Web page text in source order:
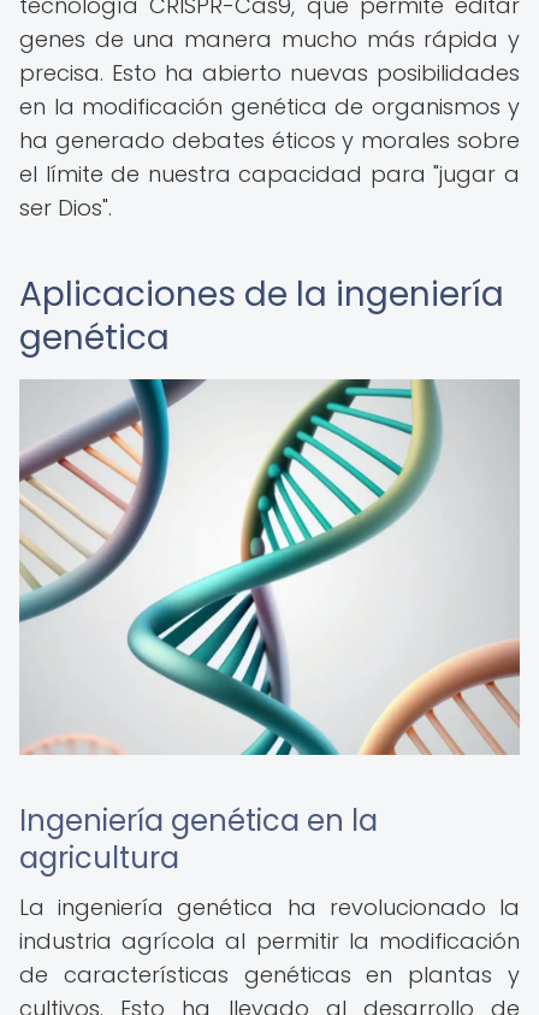
genes de una manera mucho más rápida y
precisa. Esto ha abierto nuevas posibilidades
en la modificación genética de organismos y
ha generado debates éticos y morales sobre
el límite de nuestra capacidad para "jugar a
ser Dios".
Aplicaciones de la ingeniería
genética
Ingeniería genética en la
agricultura
La ingeniería genética ha revolucionado la
industria agrícola al permitir la modificación
de características genéticas en plantas y
cultivos. Esto ha llevado al desarrollo de